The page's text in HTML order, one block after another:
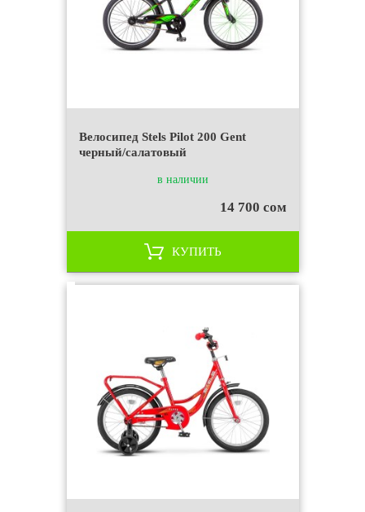
Велосипед Stels Pilot 200 Gent
черный/салатовый
в наличии
14 700 сом
КУПИТЬ